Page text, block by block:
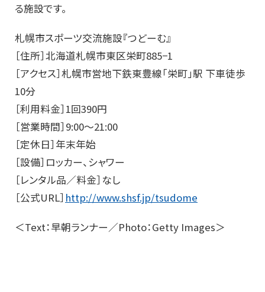
る施設です。
札幌市スポーツ交流施設『つどーむ』
［住所］北海道札幌市東区栄町885−1
［アクセス］札幌市営地下鉄東豊線「栄町」駅 下車徒歩
10分
［利用料金］1回390円
［営業時間］9:00～21:00
［定休日］年末年始
［設備］ロッカー、シャワー
［レンタル品／料金］なし
［公式URL］ http://www.shsf.jp/tsudome
＜Text：早朝ランナー／Photo：Getty Images＞